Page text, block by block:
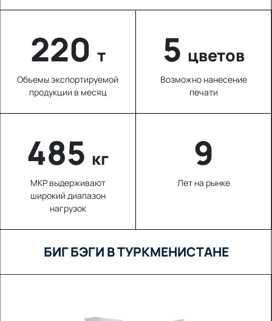
220 т
Объемы экспортируемой
продукции в месяц
5 цветов
Возможно нанесение
печати
673 кг
МКР выдерживают
широкий диапазон
нагрузок
9
Лет на рынке
БИГ БЭГИ В ТУРКМЕНИСТАНЕ